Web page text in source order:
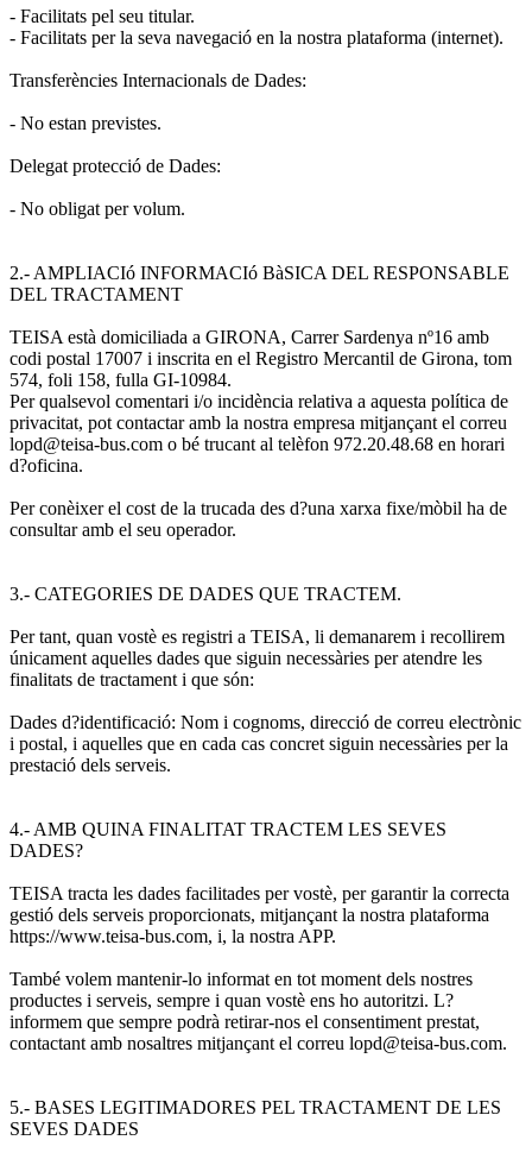
- Facilitats pel seu titular.
- Facilitats per la seva navegació en la nostra plataforma (internet).
Transferències Internacionals de Dades:
- No estan previstes.
Delegat protecció de Dades:
- No obligat per volum.
2.- AMPLIACIó INFORMACIó BàSICA DEL RESPONSABLE
DEL TRACTAMENT
TEISA està domiciliada a GIRONA, Carrer Sardenya nº16 amb
codi postal 17007 i inscrita en el Registro Mercantil de Girona, tom
574, foli 158, fulla GI-10984.
Per qualsevol comentari i/o incidència relativa a aquesta política de
privacitat, pot contactar amb la nostra empresa mitjançant el correu
lopd@teisa-bus.com o bé trucant al telèfon 972.20.48.68 en horari
d?oficina.
Per conèixer el cost de la trucada des d?una xarxa fixe/mòbil ha de
consultar amb el seu operador.
3.- CATEGORIES DE DADES QUE TRACTEM.
Per tant, quan vostè es registri a TEISA, li demanarem i recollirem
únicament aquelles dades que siguin necessàries per atendre les
finalitats de tractament i que són:
Dades d?identificació: Nom i cognoms, direcció de correu electrònic
i postal, i aquelles que en cada cas concret siguin necessàries per la
prestació dels serveis.
4.- AMB QUINA FINALITAT TRACTEM LES SEVES
DADES?
TEISA tracta les dades facilitades per vostè, per garantir la correcta
gestió dels serveis proporcionats, mitjançant la nostra plataforma
https://www.teisa-bus.com, i, la nostra APP.
També volem mantenir-lo informat en tot moment dels nostres
productes i serveis, sempre i quan vostè ens ho autoritzi. L?
informem que sempre podrà retirar-nos el consentiment prestat,
contactant amb nosaltres mitjançant el correu lopd@teisa-bus.com.
5.- BASES LEGITIMADORES PEL TRACTAMENT DE LES
SEVES DADES